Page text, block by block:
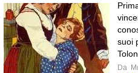
suoi
Da